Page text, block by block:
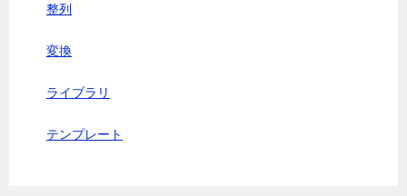
整列
変換
ライブラリ
テンプレート